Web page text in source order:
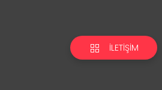
İLETIŞIM